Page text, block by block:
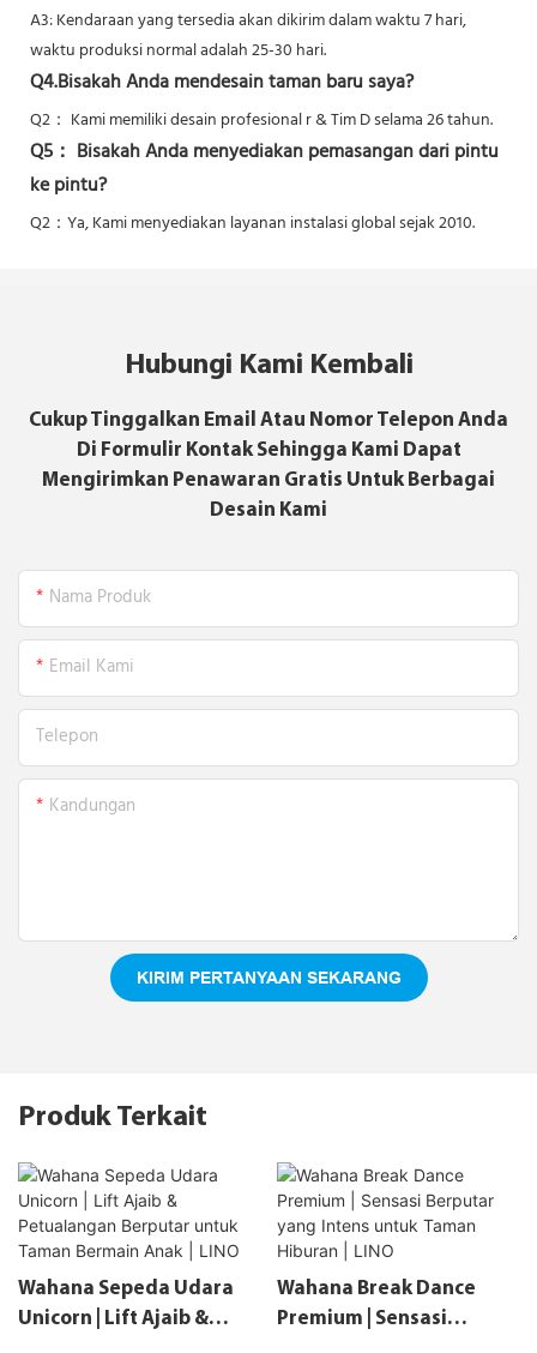
A3: Kendaraan yang tersedia akan dikirim dalam waktu 7 hari,
waktu produksi normal adalah 25-30 hari.
Q4.Bisakah Anda mendesain taman baru saya?
Q2： Kami memiliki desain profesional r & Tim D selama 26 tahun.
Q5： Bisakah Anda menyediakan pemasangan dari pintu
ke pintu?
Q2：Ya,Kami menyediakan layanan instalasi global sejak 2010.
Hubungi Kami Kembali
Cukup Tinggalkan Email Atau Nomor Telepon Anda
Di Formulir Kontak Sehingga Kami Dapat
Mengirimkan Penawaran Gratis Untuk Berbagai
Desain Kami
Nama Produk
Email Kami
Telepon
Kandungan
KIRIM PERTANYAAN SEKARANG
Produk Terkait
Wahana Sepeda Udara
Unicorn | Lift Ajaib &
Wahana Break Dance
Premium | Sensasi